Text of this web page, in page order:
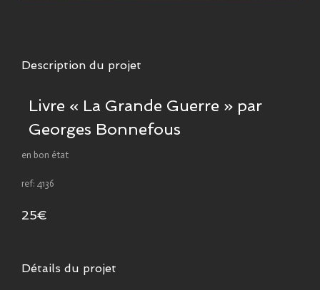
Description du projet
Livre « La Grande Guerre » par
Georges Bonnefous
en bon état
ref: 4136
25€
Détails du projet